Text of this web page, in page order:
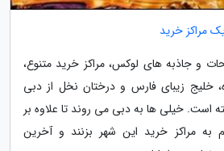
مراکز خرید
و جاذبه های لوکس، مراکز خرید متنوع،
خلیج زیبای فارس و درختان نخل از دبی
است. خیلی ها به دبی می روند تا علاوه بر
به مراکز خرید این شهر بزنند و آخرین